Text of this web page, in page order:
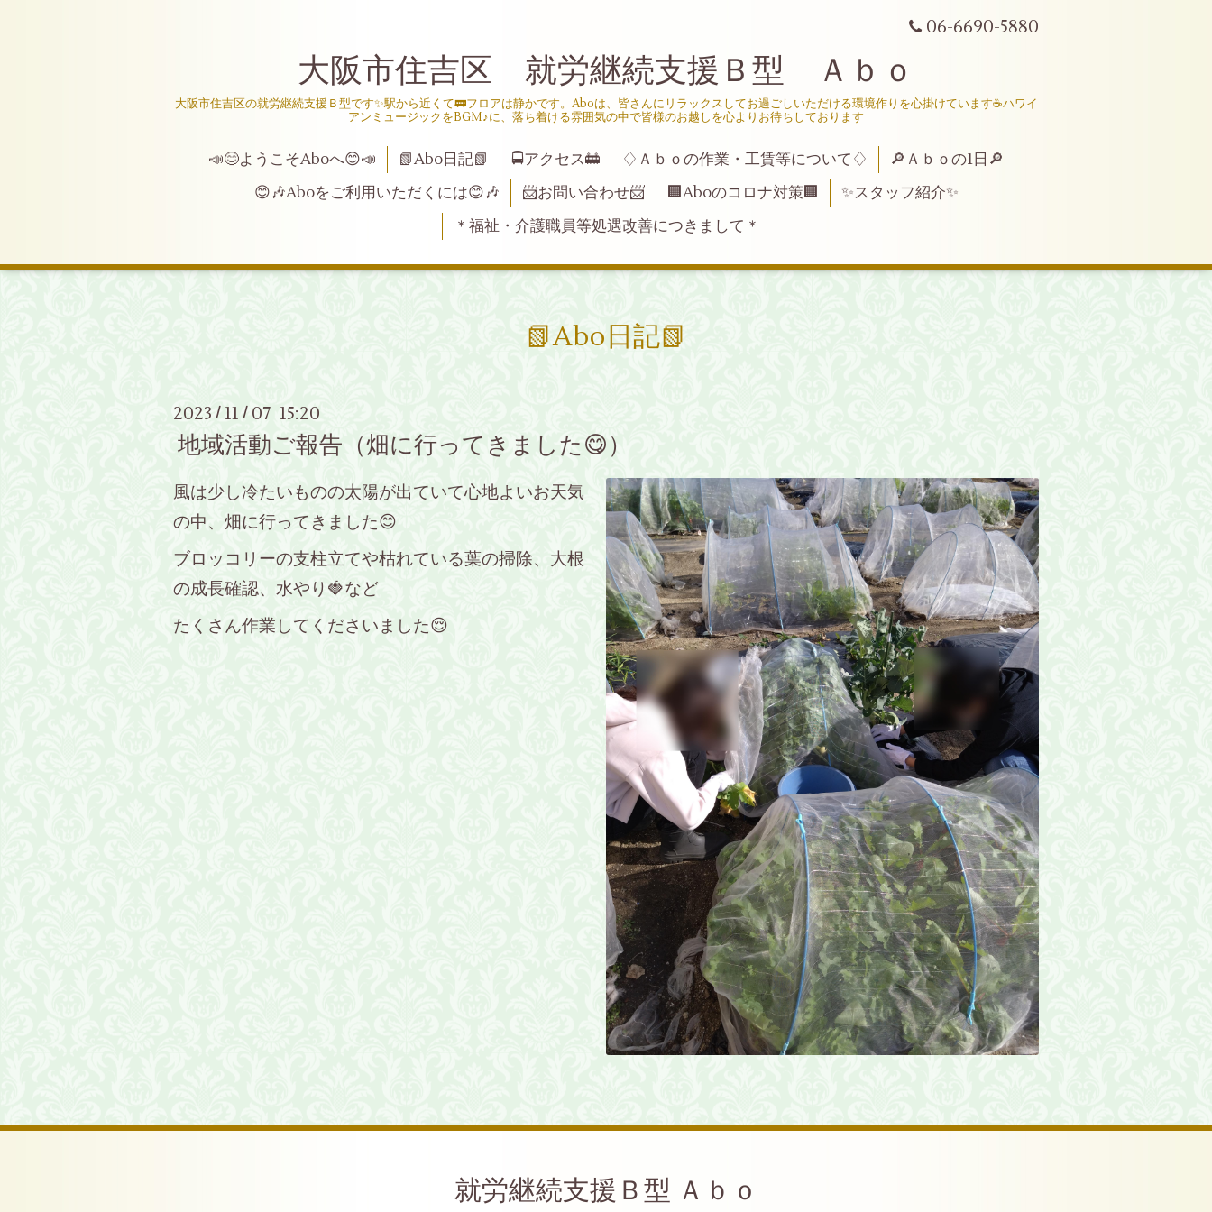
06-6690-5880
大阪市住吉区 就労継続支援Ｂ型 Ａｂｏ
大阪市住吉区の就労継続支援Ｂ型です✨駅から近くて🚃フロアは静かです。Aboは、皆さんにリラックスしてお過ごしいただける環境作りを心掛けています☕ハワイ
アンミュージックをBGM♪に、落ち着ける雰囲気の中で皆様のお越しを心よりお待ちしております
📣😊ようこそAboへ😊📣 📗Abo日記📗 🚍アクセス🚋 ♢Ａｂｏの作業・工賃等について♢
🔎Ａｂｏの1日🔎
😊🎶Aboをご利用いただくには😊🎶
📨お問い合わせ📨 🏢Aboのコロナ対策🏢
✨スタッフ紹介✨
＊福祉・介護職員等処遇改善につきまして＊
📗Abo日記📗
2023 / 11 / 07 15:20
地域活動ご報告（畑に行ってきました😋）
風は少し冷たいものの太陽が出ていて心地よいお天気
の中、畑に行ってきました😊
ブロッコリーの支柱立てや枯れている葉の掃除、大根
の成長確認、水やり🍓など
たくさん作業してくださいました😌
就労継続支援Ｂ型 Ａｂｏ